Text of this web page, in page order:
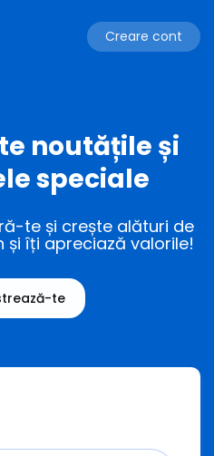
Creare cont
noutățile și
speciale
te și crește alături de
și îți apreciază valorile!
te